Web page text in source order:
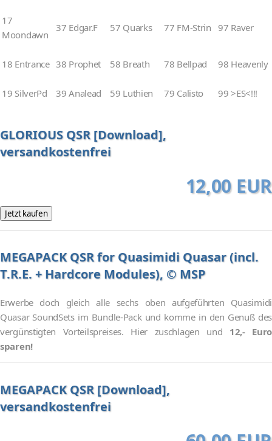
17
Moondawn
37 Edgar.F 57 Quarks 77 FM-Strin 97 Raver
18 Entrance 38 Prophet 58 Breath 78 Bellpad 98 Heavenly
19 SilverPd 39 Analead 59 Luthien 79 Calisto 99 >ES<!!!
GLORIOUS QSR [Download],
versandkostenfrei
12,00 EUR
MEGAPACK QSR for Quasimidi Quasar (incl.
T.R.E. + Hardcore Modules), © MSP
Erwerbe doch gleich alle sechs oben aufgeführten Quasimidi
Quasar SoundSets im Bundle-Pack und komme in den Genuß des
vergünstigten Vorteilspreises. Hier zuschlagen und 12,- Euro
sparen!
MEGAPACK QSR [Download],
versandkostenfrei